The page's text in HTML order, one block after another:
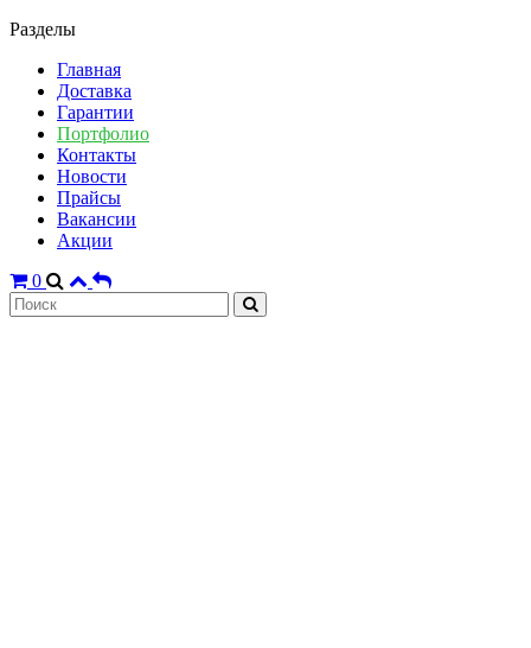
Разделы
Главная
Доставка
Гарантии
Портфолио
Контакты
Новости
Прайсы
Вакансии
Акции
0